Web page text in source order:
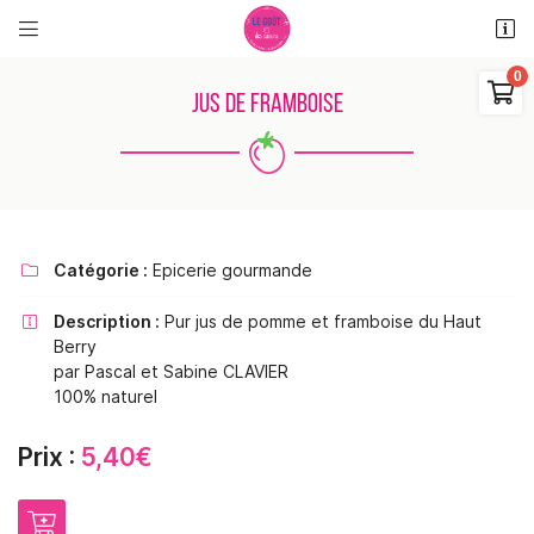
 

Adresse email de réception
JUS DE FRAMBOISE
 Catégorie : Epicerie gourmande
 Description : Pur jus de pomme et framboise du Haut
Berry
par Pascal et Sabine CLAVIER
100% naturel
Prix : 5,40€